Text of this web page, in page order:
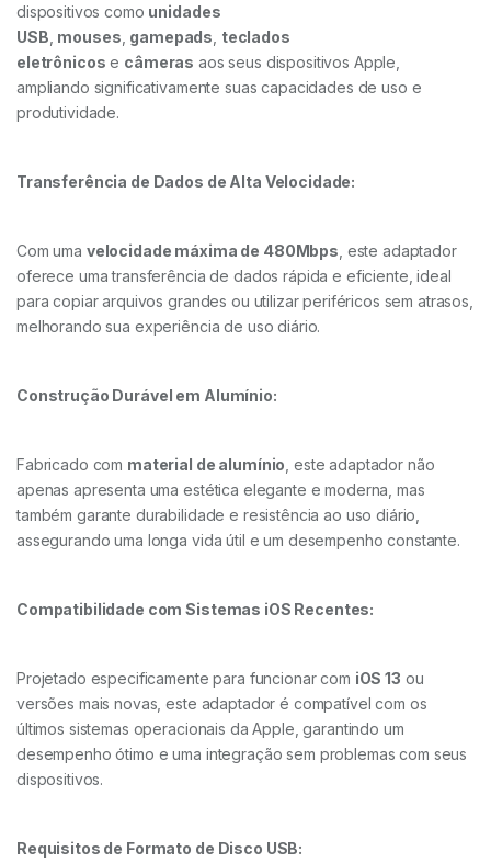
dispositivos como unidades
USB mouses gamepads teclados
eletrônicos e câmeras aos seus dispositivos Apple,
ampliando significativamente suas capacidades de uso e
produtividade.
Transferência de Dados de Alta Velocidade:
Com uma velocidade máxima de 480Mbps , este adaptador
oferece uma transferência de dados rápida e eficiente, ideal
para copiar arquivos grandes ou utilizar periféricos sem atrasos,
melhorando sua experiência de uso diário.
Construção Durável em Alumínio:
Fabricado com material de alumínio , este adaptador não
apenas apresenta uma estética elegante e moderna, mas
também garante durabilidade e resistência ao uso diário,
assegurando uma longa vida útil e um desempenho constante.
Compatibilidade com Sistemas iOS Recentes:
Projetado especificamente para funcionar com iOS 13 ou
versões mais novas, este adaptador é compatível com os
últimos sistemas operacionais da Apple, garantindo um
desempenho ótimo e uma integração sem problemas com seus
dispositivos.
Requisitos de Formato de Disco USB: